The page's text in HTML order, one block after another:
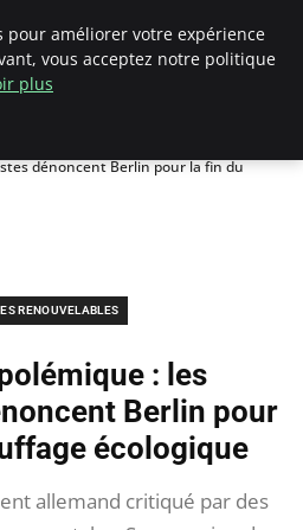
dénoncent Berlin pour la fin du
RENOUVELABLES
: les
Berlin pour
écologique
allemand critiqué par des
pour améliorer votre expérience
vous acceptez notre politique
plus